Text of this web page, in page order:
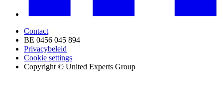
Contact
BE 0456 045 894
Privacybeleid
Cookie settings
Copyright © United Experts Group